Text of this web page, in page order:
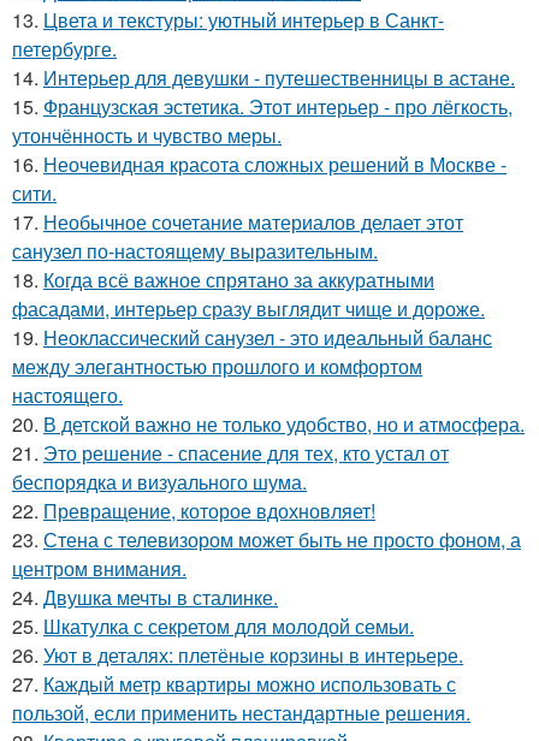
13. Цвета и текстуры: уютный интерьер в Санкт-
петербурге.
14. Интерьер для девушки - путешественницы в астане.
15. Французская эстетика. Этот интерьер - про лёгкость,
утончённость и чувство меры.
16. Неочевидная красота сложных решений в Москве -
сити.
17. Необычное сочетание материалов делает этот
санузел по-настоящему выразительным.
18. Когда всё важное спрятано за аккуратными
фасадами, интерьер сразу выглядит чище и дороже.
19. Неоклассический санузел - это идеальный баланс
между элегантностью прошлого и комфортом
настоящего.
20. В детской важно не только удобство, но и атмосфера.
21. Это решение - спасение для тех, кто устал от
беспорядка и визуального шума.
22. Превращение, которое вдохновляет!
23. Стена с телевизором может быть не просто фоном, а
центром внимания.
24. Двушка мечты в сталинке.
25. Шкатулка с секретом для молодой семьи.
26. Уют в деталях: плетёные корзины в интерьере.
27. Каждый метр квартиры можно использовать с
пользой, если применить нестандартные решения.